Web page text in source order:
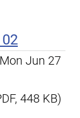
Jun 27
448 KB)